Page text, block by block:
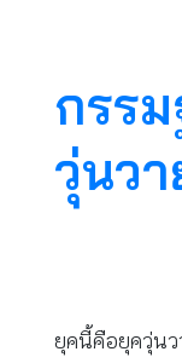
กรร
วุ่นวา
ยุคนี้คือยุควุ่นว